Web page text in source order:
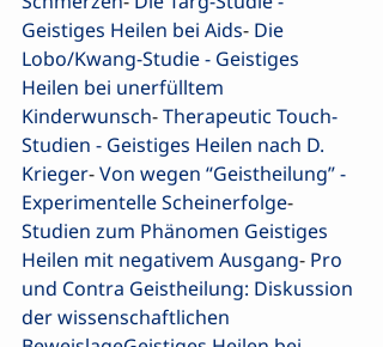
Geistiges Heilen bei Aids- Die
Lobo/Kwang-Studie - Geistiges
Heilen bei unerfülltem
Kinderwunsch- Therapeutic Touch-
Studien - Geistiges Heilen nach D.
Krieger- Von wegen “Geistheilung” -
Experimentelle Scheinerfolge-
Studien zum Phänomen Geistiges
Heilen mit negativem Ausgang- Pro
und Contra Geistheilung: Diskussion
der wissenschaftlichen